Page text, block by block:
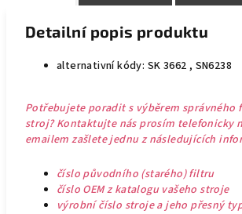
Detailní popis produktu
alternativní kódy: SK 3662 , SN6238
Potřebujete poradit s výběrem správného
stroj? Kontaktujte nás prosím telefonicky
emailem zašlete jednu z následujících
číslo původního (starého) filtru
číslo OEM z katalogu vašeho stroje
výrobní číslo stroje a jeho přesný